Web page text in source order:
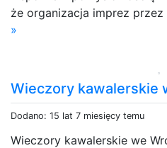
że organizacja imprez przez
»
Wieczory kawalerskie
Dodano: 15 lat 7 miesięcy temu
Wieczory kawalerskie we